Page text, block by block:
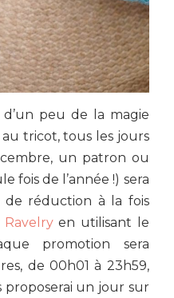
peu de la magie
tricot, tous les jours
un patron ou
fois de l’année !) sera
de réduction à la fois
Ravelryen utilisant le
promotion sera
de 00h01 à 23h59,
proposerai un jour sur